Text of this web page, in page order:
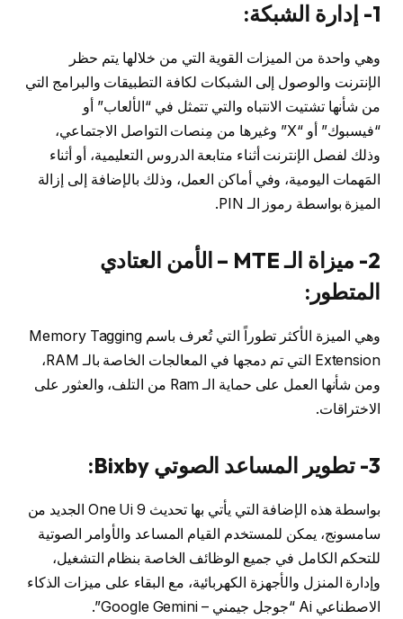
1- إدارة الشبكة:
وهي واحدة من الميزات القوية التي من خلالها يتم حظر
الإنترنت والوصول إلى الشبكات لكافة التطبيقات والبرامج التي
من شأنها تشتيت الانتباه والتي تتمثل في “الألعاب” أو
“فيسبوك” أو “X” وغيرها من مِنصات التواصل الاجتماعي،
وذلك لفصل الإنترنت أثناء متابعة الدروس التعليمية، أو أثناء
المَهمات اليومية، وفي أماكن العمل، وذلك بالإضافة إلى إزالة
الميزة بواسطة رموز الـ PIN.
2- ميزاة الـ MTE – الأمن العتادي
المتطور:
وهي الميزة الأكثر تطوراً التي تُعرف باسم Memory Tagging
Extension التي تم دمجها في المعالجات الخاصة بالـ RAM،
ومن شأنها العمل على حماية الـ Ram من التلف، والعثور على
الاختراقات.
3- تطوير المساعد الصوتي Bixby:
بواسطة هذه الإضافة التي يأتي بها تحديث One Ui 9 الجديد من
سامسونج، يمكن للمستخدم القيام المساعد والأوامر الصوتية
للتحكم الكامل في جميع الوظائف الخاصة بنظام التشغيل،
وإدارة المنزل والأجهزة الكهربائية، مع البقاء على ميزات الذكاء
الاصطناعي Ai “جوجل جيمني – Google Gemini”.